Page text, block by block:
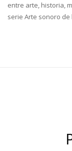
entre arte, historia,
serie Arte sonoro de